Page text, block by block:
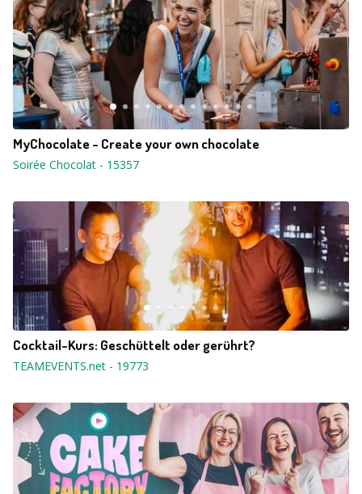
MyChocolate - Create your own chocolate
Soirée Chocolat - 15357
Cocktail-Kurs: Geschüttelt oder gerührt?
TEAMEVENTS.net - 19773